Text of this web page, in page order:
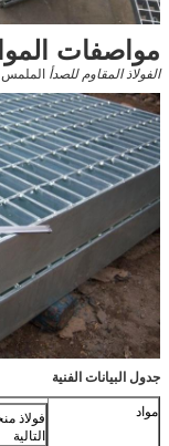
مواصفات
الفولاذ المقاوم للصدأ الملمس
جدول البيانات الفنية
مواد
فولاذ
التالية